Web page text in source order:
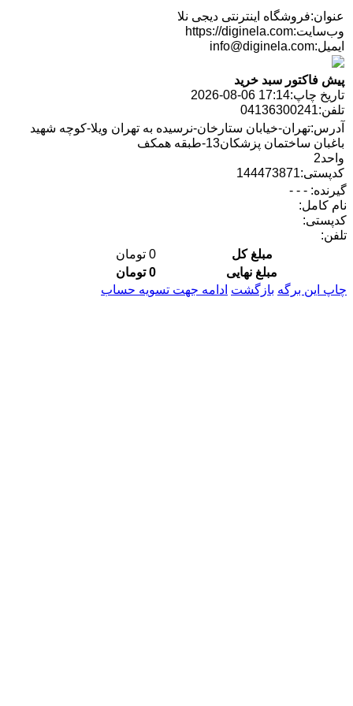
عنوان:فروشگاه اینترنتی دیجی نلا
وب‌سایت:https://diginela.com
ایمیل:info@diginela.com
پیش فاکتور سبد خرید
تاریخ چاپ:2026-08-06 17:14
تلفن:04136300241
آدرس:تهران-خیابان ستارخان-نرسیده به تهران ویلا-کوچه شهید
باغبان ساختمان پزشکان13-طبقه همکف
واحد2
کدپستی:144473871
گیرنده: - - -
نام کامل:
کدپستی:
تلفن:
مبلغ کل
0 تومان
مبلغ نهایی
0 تومان
چاپ این برگه بازگشت ادامه جهت تسویه حساب